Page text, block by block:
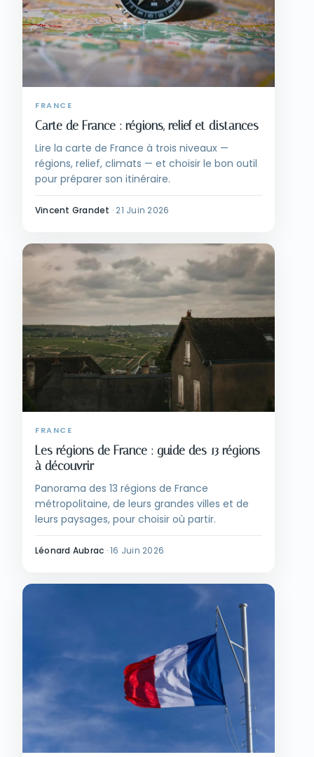
FRANCE
Carte de France : régions, relief et distances
Lire la carte de France à trois niveaux —
régions, relief, climats — et choisir le bon outil
pour préparer son itinéraire.
Vincent Grandet · 21 Juin 2026
FRANCE
Les régions de France : guide des 13 régions
à découvrir
Panorama des 13 régions de France
métropolitaine, de leurs grandes villes et de
leurs paysages, pour choisir où partir.
Léonard Aubrac ·16 Juin 2026